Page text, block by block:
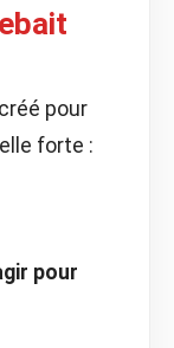
pour
forte :
pour